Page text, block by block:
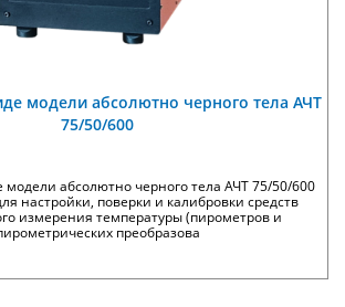
модели абсолютно черного тела АЧТ
75/50/600
модели абсолютно черного тела АЧТ 75/50/600
настройки, поверки и калибровки средств
измерения температуры (пирометров и
преобразова